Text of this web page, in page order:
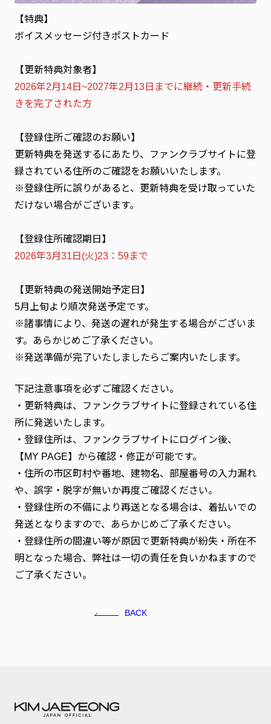
【特典】
ボイスメッセージ付きポストカード
【更新特典対象者】
2026年2月14日~2027年2月13日までに継続・更新手続
きを完了された方
【登録住所ご確認のお願い】
更新特典を発送するにあたり、ファンクラブサイトに登
録されている住所のご確認をお願いいたします。
※登録住所に誤りがあると、更新特典を受け取っていた
だけない場合がございます。
【登録住所確認期日】
2026年3月31日(火)23：59まで
【更新特典の発送開始予定日】
5月上旬より順次発送予定です。
※諸事情により、発送の遅れが発生する場合がございま
す。あらかじめご了承ください。
※発送準備が完了いたしましたらご案内いたします。
下記注意事項を必ずご確認ください。
・更新特典は、ファンクラブサイトに登録されている住
所に発送いたします。
・登録住所は、ファンクラブサイトにログイン後、
【MY PAGE】から確認・修正が可能です。
・住所の市区町村や番地、建物名、部屋番号の入力漏れ
や、誤字・脱字が無いか再度ご確認ください。
・登録住所の不備により再送となる場合は、着払いでの
発送となりますので、あらかじめご了承ください。
・登録住所の間違い等が原因で更新特典が紛失・所在不
明となった場合、弊社は一切の責任を負いかねますので
ご了承ください。
BACK